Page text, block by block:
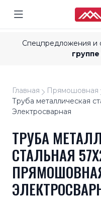
Спецпредложения и
Главная
Прямошовная
Труба металлическая
Электросварная
ТРУБА
СТАЛЬНАЯ